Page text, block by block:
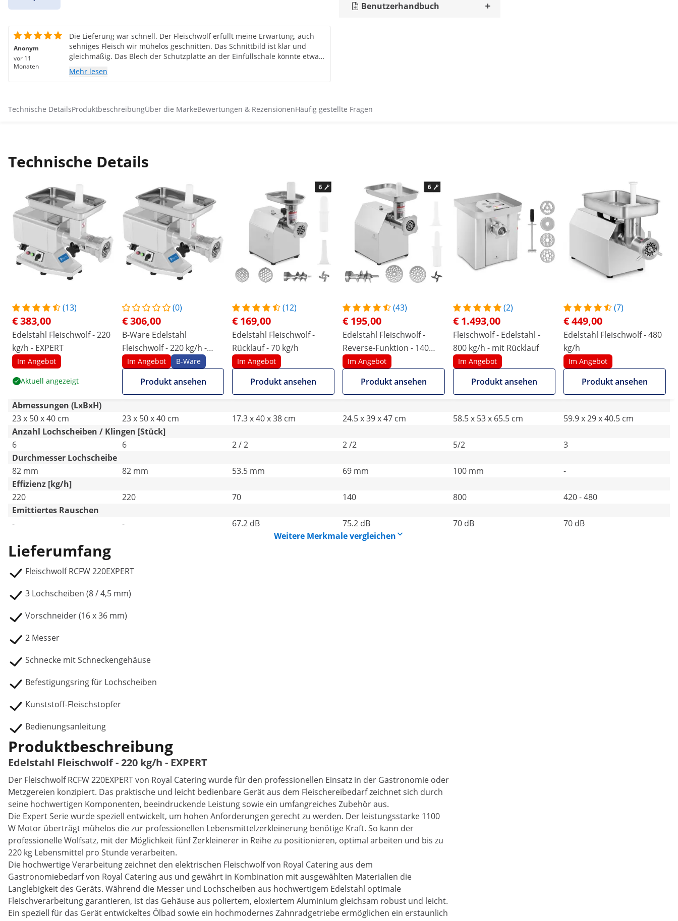
Benutzerhandbuch
Anonym
vor 11
Monaten
Die Lieferung war schnell. Der Fleischwolf erfüllt meine Erwartung, auch
sehniges Fleisch wir mühelos geschnitten. Das Schnittbild ist klar und
gleichmäßig. Das Blech der Schutzplatte an der Einfüllschale könnte etwas
dicker und nicht so scharfkantig sein. Bei einem Wolf mit einem fünfer
Messersatz und der Leistung zu dem Preis, kann ich das auch gut
Mehr lesen
Technische DetailsProduktbeschreibungÜber die MarkeBewertungen & RezensionenHäufig gestellte Fragen
Technische Details
(13)
€ 383,00
Edelstahl Fleischwolf - 220
kg/h - EXPERT
Im Angebot
Aktuell angezeigt
(0)
€ 306,00
B-Ware Edelstahl
Fleischwolf - 220 kg/h -
EXPERT
Im Angebot B-Ware
Produkt ansehen
(12)
€ 169,00
Edelstahl Fleischwolf -
Rücklauf - 70 kg/h
Im Angebot
Produkt ansehen
(43)
€ 195,00
Edelstahl Fleischwolf -
Reverse-Funktion - 140
kg/h
Im Angebot
Produkt ansehen
(2)
€ 1.493,00
Fleischwolf - Edelstahl -
800 kg/h - mit Rücklauf
Im Angebot
Produkt ansehen
(7)
€ 449,00
Edelstahl Fleischwolf - 480
kg/h
Im Angebot
Produkt ansehen
Abmessungen (LxBxH)
23 x 50 x 40 cm
23 x 50 x 40 cm 17.3 x 40 x 38 cm 24.5 x 39 x 47 cm 58.5 x 53 x 65.5 cm
59.9 x 29 x 40.5 cm
Anzahl Lochscheiben / Klingen [Stück]
6
6 2 / 2 2 /2 5/2
3
Durchmesser Lochscheibe
82 mm
82 mm 53.5 mm 69 mm 100 mm
-
Effizienz [kg/h]
220
220 70 140 800
420 - 480
Emittiertes Rauschen
-
- 67.2 dB 75.2 dB 70 dB
70 dB
Weitere Merkmale vergleichen
Lieferumfang
Fleischwolf RCFW 220EXPERT
3 Lochscheiben (8 / 4,5 mm)
Vorschneider (16 x 36 mm)
2 Messer
Schnecke mit Schneckengehäuse
Befestigungsring für Lochscheiben
Kunststoff-Fleischstopfer
Bedienungsanleitung
Produktbeschreibung
Edelstahl Fleischwolf - 220 kg/h - EXPERT
Der Fleischwolf RCFW 220EXPERT von Royal Catering wurde für den professionellen Einsatz in der Gastronomie oder
Metzgereien konzipiert. Das praktische und leicht bedienbare Gerät aus dem Fleischereibedarf zeichnet sich durch
seine hochwertigen Komponenten, beeindruckende Leistung sowie ein umfangreiches Zubehör aus.
Die Expert Serie wurde speziell entwickelt, um hohen Anforderungen gerecht zu werden. Der leistungsstarke 1100
W Motor überträgt mühelos die zur professionellen Lebensmittelzerkleinerung benötige Kraft. So kann der
professionelle Wolfsatz, mit der Möglichkeit fünf Zerkleinerer in Reihe zu positionieren, optimal arbeiten und bis zu
220 kg Lebensmittel pro Stunde verarbeiten.
Die hochwertige Verarbeitung zeichnet den elektrischen Fleischwolf von Royal Catering aus dem
Gastronomiebedarf von Royal Catering aus und gewährt in Kombination mit ausgewählten Materialien die
Langlebigkeit des Geräts. Während die Messer und Lochscheiben aus hochwertigem Edelstahl optimale
Fleischverarbeitung garantieren, ist das Gehäuse aus poliertem, eloxiertem Aluminium gleichsam robust und leicht.
Ein speziell für das Gerät entwickeltes Ölbad sowie ein hochmodernes Zahnradgetriebe ermöglichen ein erstaunlich